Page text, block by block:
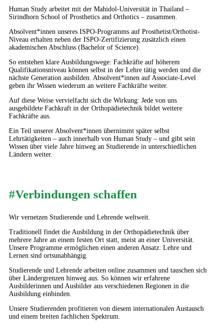
Human Study arbeitet mit der Mahidol-Universität in Thailand –
Sirindhorn School of Prosthetics and Orthotics – zusammen.
Absolvent*innen unseres ISPO-Programms auf Prosthetist/Orthotist-
Niveau erhalten neben der ISPO-Zertifizierung zusätzlich einen
akademischen Abschluss (Bachelor of Science).
So entstehen klare Ausbildungswege: Fachkräfte auf höherem
Qualifikationsniveau können selbst in der Lehre tätig werden und die
nächste Generation ausbilden. Absolvent*innen auf Associate-Level
geben ihr Wissen wiederum an weitere Fachkräfte weiter.
Auf diese Weise vervielfacht sich die Wirkung: Jede von uns
ausgebildete Fachkraft in der Orthopädietechnik bildet weitere
Fachkräfte aus.
Ein Teil unserer Absolvent*innen übernimmt später selbst
Lehrtätigkeiten – auch innerhalb von Human Study – und gibt sein
Wissen über viele Jahre hinweg an Studierende in unterschiedlichen
Ländern weiter.
#Verbindungen schaffen
Wir vernetzen Studierende und Lehrende weltweit.
Traditionell findet die Ausbildung in der Orthopädietechnik über
mehrere Jahre an einem festen Ort statt, meist an einer Universität.
Unsere Programme ermöglichen einen anderen Ansatz: Lehre und
Lernen sind ortsunabhängig.
Studierende und Lehrende arbeiten online zusammen und tauschen sich
über Ländergrenzen hinweg aus. So können wir erfahrene
Ausbilderinnen und Ausbilder aus verschiedenen Regionen in die
Ausbildung einbinden.
Unsere Studierenden profitieren von diesem internationalen Austausch
und einem breiten fachlichen Spektrum.